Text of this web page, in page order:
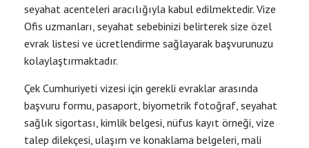
seyahat acenteleri aracılığıyla kabul edilmektedir. Vize
Ofis uzmanları, seyahat sebebinizi belirterek size özel
evrak listesi ve ücretlendirme sağlayarak başvurunuzu
kolaylaştırmaktadır.
Çek Cumhuriyeti vizesi için gerekli evraklar arasında
başvuru formu, pasaport, biyometrik fotoğraf, seyahat
sağlık sigortası, kimlik belgesi, nüfus kayıt örneği, vize
talep dilekçesi, ulaşım ve konaklama belgeleri, mali